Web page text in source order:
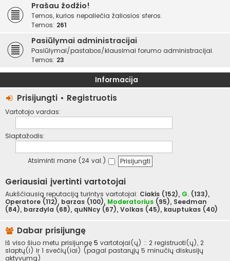
Prašau žodžio!
Temos, kurios nepaliečia žaliosios sferos.
Temos: 261
Pasiūlymai administracijai
Pasiūlymai/pastabos/klausimai forumo administracijai.
Temos: 23
Informacija
Prisijungti • Registruotis
Vartotojo vardas:
Slaptažodis:
Atsiminti mane (24 val.)
Geriausiai įvertinti vartotojai
Aukščiausią reputaciją turintys vartotojai: Ciakis (152), G. (133),
Operatore (112), barzas (100), Moderatorius (95), Seedman
(84), barzdyla (68), quNNcy (67), Volkas (45), kauptukas (40)
Dabar prisijungę
Iš viso šiuo metu prisijungę 5 vartotojai(ų) :: 2 registruoti(ų), 2
slaptų(i) ir 1 svečių(iai) (pagal pastarųjų 5 minučių diskusijų
aktyvumą)